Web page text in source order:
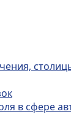
в сфере